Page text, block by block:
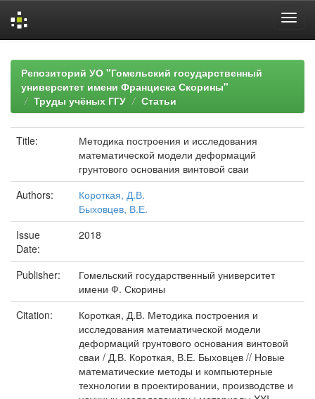
navigationРепозиторий УО "Гомельский государственный
университет имени Франциска Скорины"
Труды учёных ГГУ
Статьи
Title:
Методика построения и исследования
математической модели деформаций
грунтового основания винтовой сваи
Authors:
Короткая, Д.В.
Быховцев, В.Е.
Issue
Date:
2018
Publisher:
Гомельский государственный университет
имени Ф. Скорины
Citation:
Короткая, Д.В. Методика построения и
исследования математической модели
деформаций грунтового основания винтовой
сваи / Д.В. Короткая, В.Е. Быховцев // Новые
математические методы и компьютерные
технологии в проектировании, производстве и